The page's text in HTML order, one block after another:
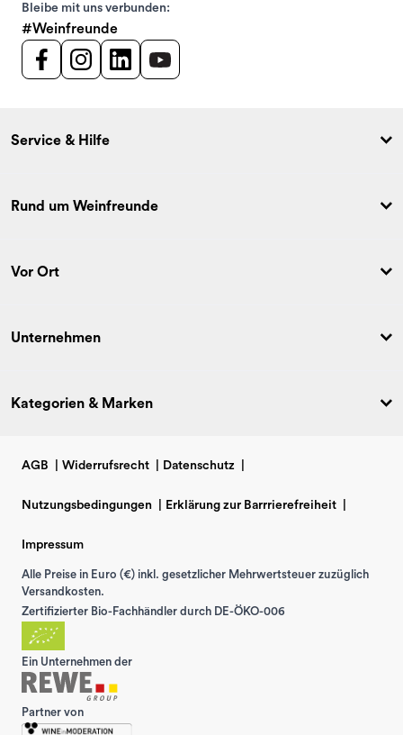
Bleibe mit uns verbunden:
#Weinfreunde
Service & Hilfe
Rund um Weinfreunde
Vor Ort
Unternehmen
Kategorien & Marken
AGB Widerrufsrecht Datenschutz
Nutzungsbedingungen Erklärung zur Barrrierefreiheit
Impressum
Alle Preise in Euro (€) inkl. gesetzlicher Mehrwertsteuer zuzüglich
Versandkosten.
Zertifizierter Bio-Fachhändler durch DE-ÖKO-006
Ein Unternehmen der
Partner von